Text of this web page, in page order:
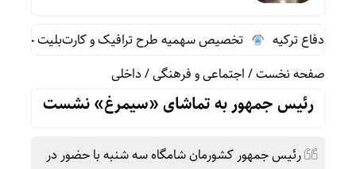
دفاع ترکیه
تخصیص سهمیه طرح ترافیک و کارت‌بلیت خبرنگاران/
صفحه نخست/اجتماعی و فرهنگی/داخلی
رئیس جمهور به تماشای «سیمرغ» نشست
رئیس جمهور کشورمان شامگاه سه شنبه با حضور در